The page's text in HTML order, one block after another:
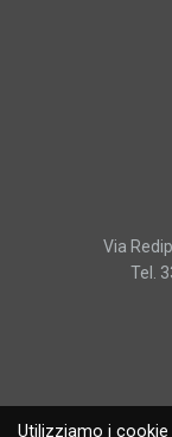
Utilizziamo i cookie
Via
Tel.